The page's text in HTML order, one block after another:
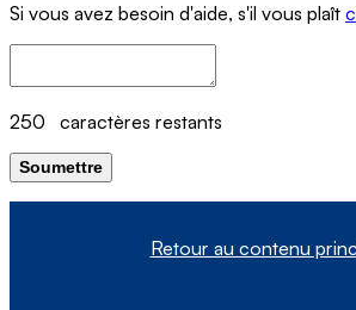
Si vous avez besoin d'aide, s'il vous plaît
250 caractères restants
Soumettre
Retour au contenu